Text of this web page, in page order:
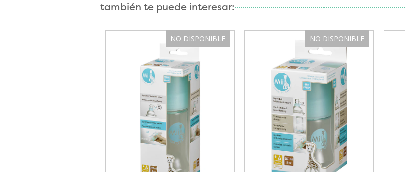
también te puede interesar:
NO DISPONIBLE NO DISPONIBLE